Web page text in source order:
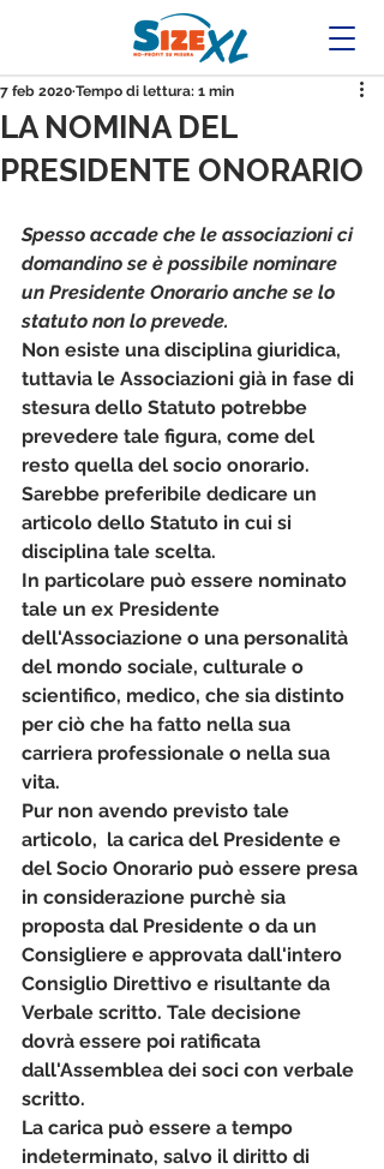
LA NOMINA DEL
PRESIDENTE ONORARIO
7 feb 2020 Tempo di lettura: 1 min
Spesso accade che le associazioni ci
domandino se è possibile nominare
un Presidente Onorario anche se lo
statuto non lo prevede.
Non esiste una disciplina giuridica,
tuttavia le Associazioni già in fase di
stesura dello Statuto potrebbe
prevedere tale figura, come del
resto quella del socio onorario.
Sarebbe preferibile dedicare un
articolo dello Statuto in cui si
disciplina tale scelta.
In particolare può essere nominato
tale un ex Presidente
dell'Associazione o una personalità
del mondo sociale, culturale o
scientifico, medico, che sia distinto
per ciò che ha fatto nella sua
carriera professionale o nella sua
vita.
Pur non avendo previsto tale
articolo,  la carica del Presidente e
del Socio Onorario può essere presa
in considerazione purchè sia
proposta dal Presidente o da un
Consigliere e approvata dall'intero
Consiglio Direttivo e risultante da
Verbale scritto. Tale decisione
dovrà essere poi ratificata
dall'Assemblea dei soci con verbale
scritto.
La carica può essere a tempo
indeterminato, salvo il diritto di